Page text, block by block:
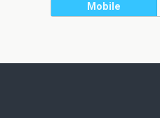
Mobile